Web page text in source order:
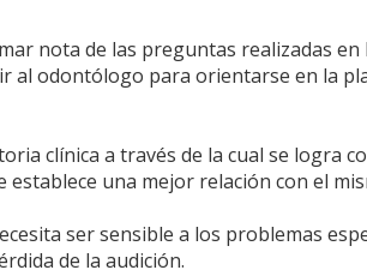
nota de las preguntas realizadas
al odontólogo para orientarse en la
clínica a través de la cual se logra
una mejor relación con el
ser sensible a los problemas
de la audición.